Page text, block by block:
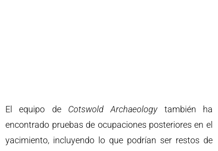
El equipo de Cotswold Archaeologytambién ha
encontrado pruebas de ocupaciones posteriores en el
yacimiento, incluyendo lo que podrían ser restos de